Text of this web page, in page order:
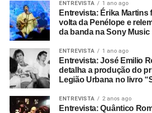
ENTREVISTA 1 ano ago
Entrevista: Érika Martins
volta da Penélope e
da banda na Sony Music
ENTREVISTA 1 ano ago
Entrevista: José Emilio
detalha a produção do
Legião Urbana no livro
ENTREVISTA 2 anos ago
Entrevista: Quântico